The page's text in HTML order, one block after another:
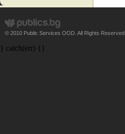
© 2010 Public Services OOD. All Rights Reserved.
} catch(err) {}